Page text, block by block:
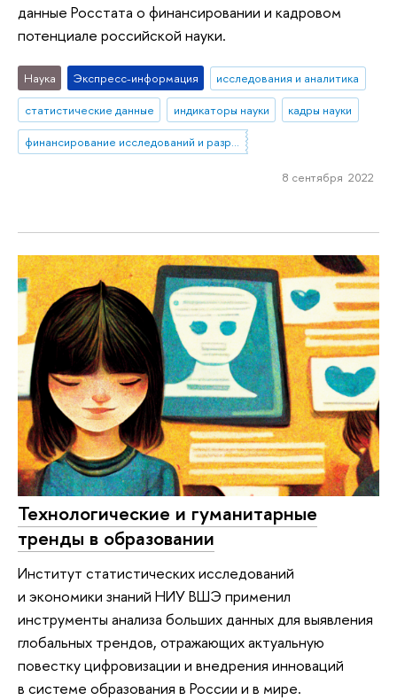
данные Росстата о финансировании и кадровом
потенциале российской науки.
Наука Экспресс-информация
исследования и аналитика
статистические данные
индикаторы науки
кадры науки
финансирование исследований и разработок
8 сентября 2022
Технологические и гуманитарные
тренды в образовании
Институт статистических исследований
и экономики знаний НИУ ВШЭ применил
инструменты анализа больших данных для выявления
глобальных трендов, отражающих актуальную
повестку цифровизации и внедрения инноваций
в системе образования в России и в мире.